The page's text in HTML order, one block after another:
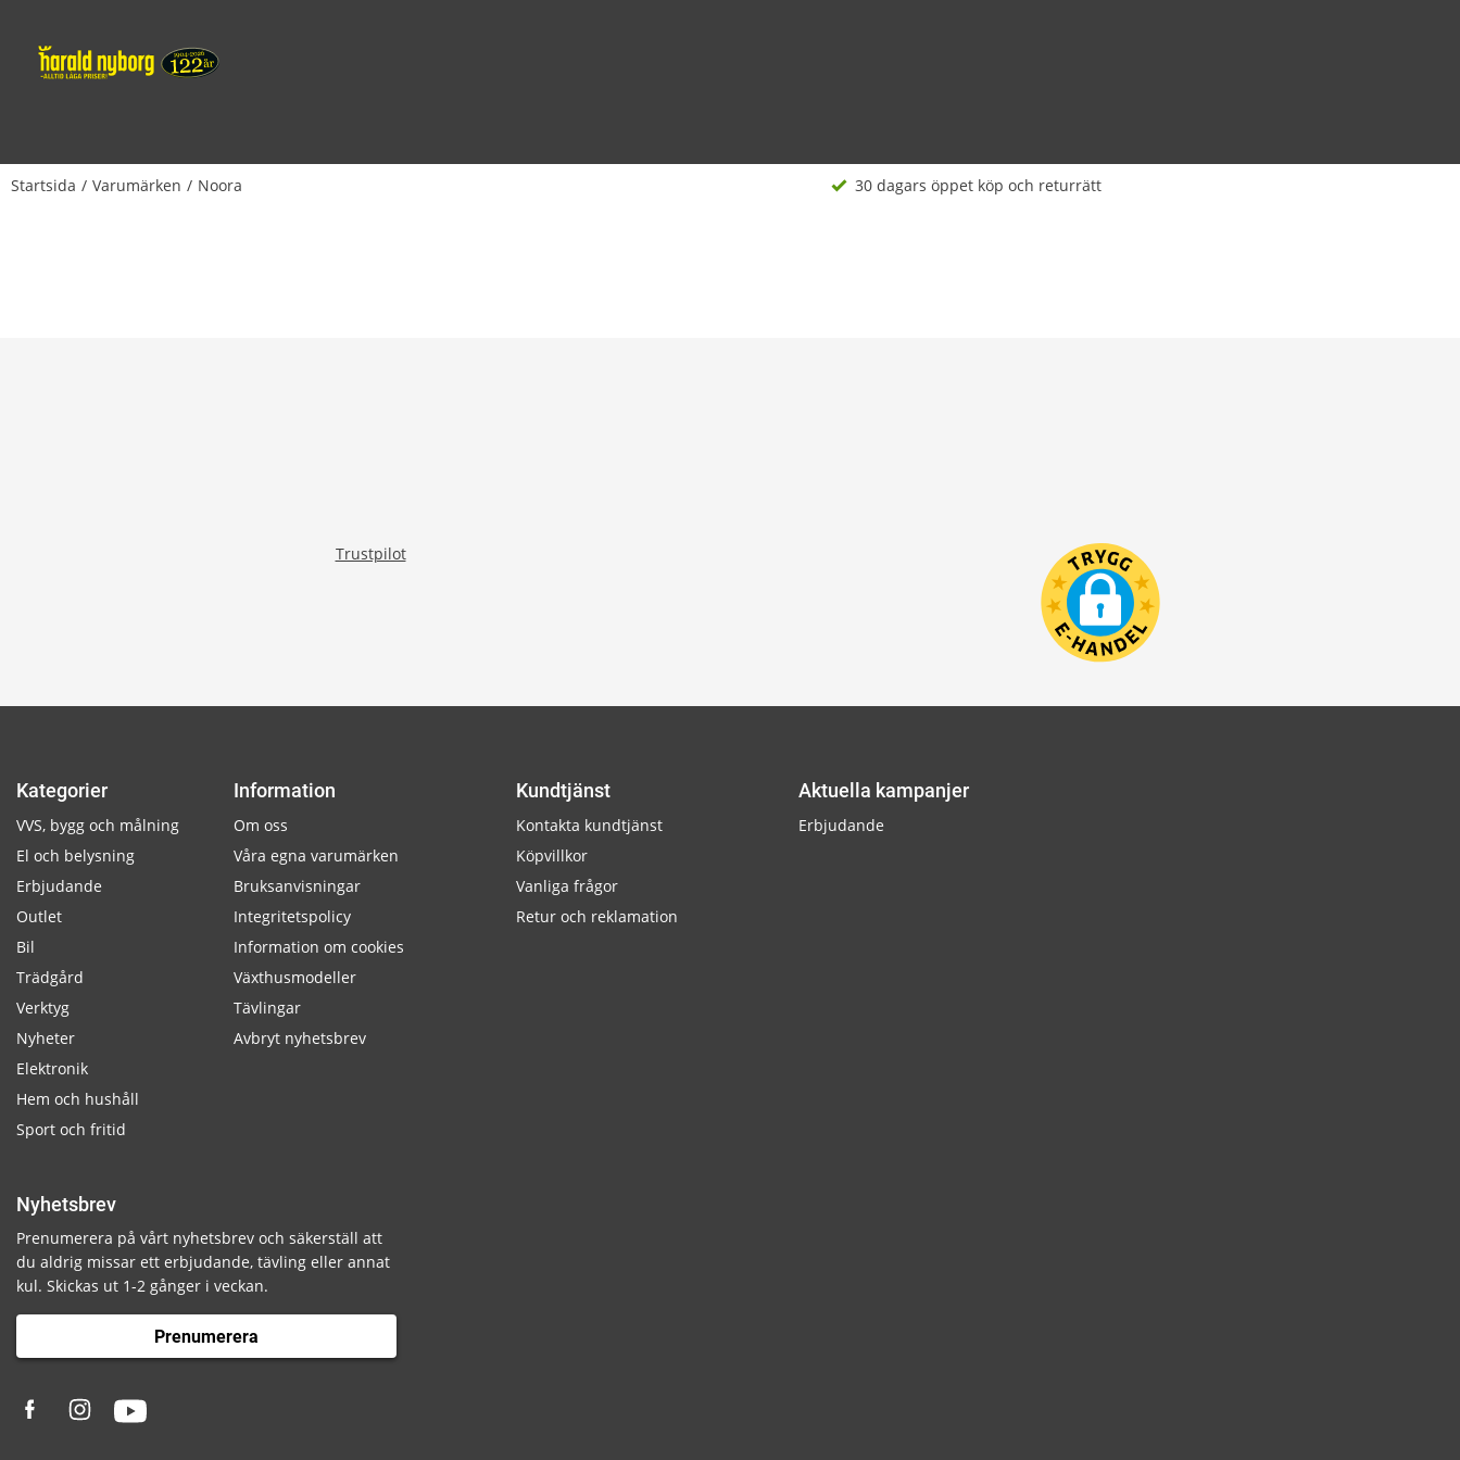
Startsida Varumärken Noora 30 dagars öppet köp och returrätt
Trustpilot
Kategorier
VVS, bygg och målning
El och belysning
Erbjudande
Outlet
Bil
Trädgård
Verktyg
Nyheter
Elektronik
Hem och hushåll
Sport och fritid
Information
Om oss
Våra egna varumärken
Bruksanvisningar
Integritetspolicy
Information om cookies
Växthusmodeller
Tävlingar
Avbryt nyhetsbrev
Kundtjänst
Kontakta kundtjänst
Köpvillkor
Vanliga frågor
Retur och reklamation
Aktuella kampanjer
Erbjudande
Nyhetsbrev
Prenumerera på vårt nyhetsbrev och säkerställ att
du aldrig missar ett erbjudande, tävling eller annat
kul. Skickas ut 1-2 gånger i veckan.
Prenumerera